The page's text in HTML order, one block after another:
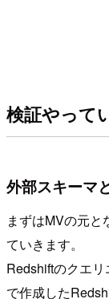
検証やって
外部スキーマ
まずはMVの元
ていきます。
Redshiftのクエリ
で作成した